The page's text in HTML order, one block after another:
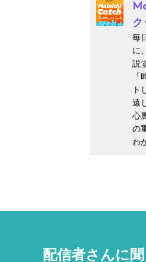
ク
毎
に
説
ト
遠
心
の
わ
配信者さんに聞